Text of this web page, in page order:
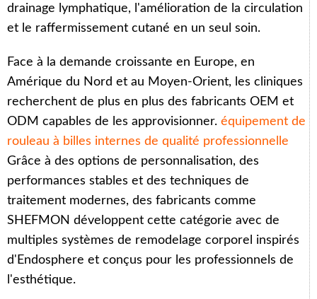
drainage lymphatique, l'amélioration de la circulation
et le raffermissement cutané en un seul soin.
Face à la demande croissante en Europe, en
Amérique du Nord et au Moyen-Orient, les cliniques
recherchent de plus en plus des fabricants OEM et
ODM capables de les approvisionner. équipement de
rouleau à billes internes de qualité professionnelle
Grâce à des options de personnalisation, des
performances stables et des techniques de
traitement modernes, des fabricants comme
SHEFMON développent cette catégorie avec de
multiples systèmes de remodelage corporel inspirés
d'Endosphere et conçus pour les professionnels de
l'esthétique.